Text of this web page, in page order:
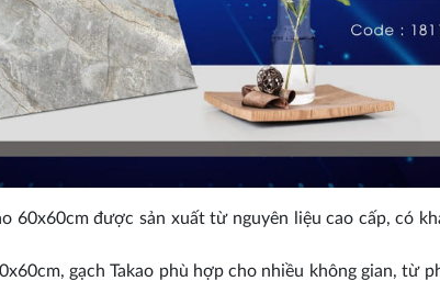
60x60cm được sản xuất từ nguyên liệu cao cấp, có
gạch Takao phù hợp cho nhiều không gian, từ